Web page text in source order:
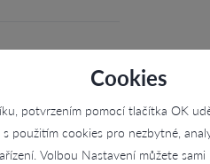
Cookies
potvrzením pomocí tlačítka OK
použitím cookies pro nezbytné,
Volbou Nastavení můžete